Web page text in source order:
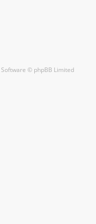
© phpBB Limited